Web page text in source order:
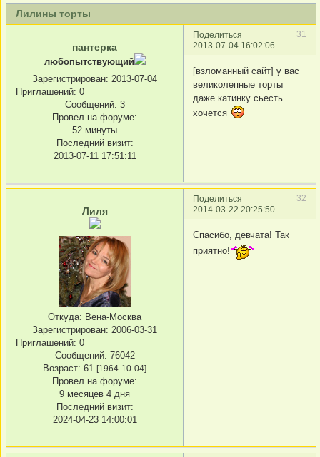
Лилины торты
Поделиться
31
2013-07-04 16:02:06
пантерка
любопытствующий
Зарегистрирован: 2013-07-04
Приглашений: 0
Сообщений: 3
Провел на форуме:
52 минуты
Последний визит:
2013-07-11 17:51:11
[взломанный сайт] у вас
великолепные торты
даже катинку сьесть
хочется
Поделиться
32
2014-03-22 20:25:50
Лиля
Откуда: Вена-Москва
Зарегистрирован: 2006-03-31
Приглашений: 0
Сообщений: 76042
Возраст: 61 [1964-10-04]
Провел на форуме:
9 месяцев 4 дня
Последний визит:
2024-04-23 14:00:01
Спасибо, девчата! Так
приятно!